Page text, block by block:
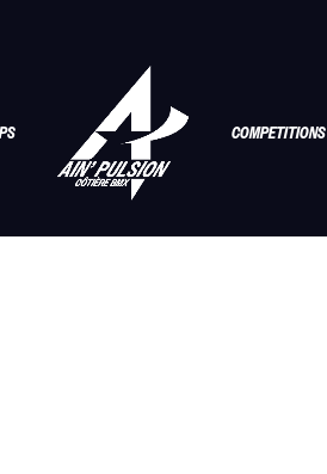
COMPETITIONS